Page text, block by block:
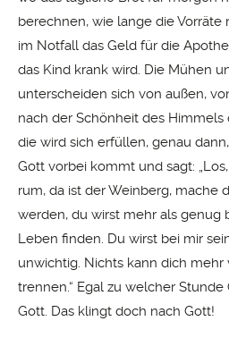
berechnen, wie lange die
im Notfall das Geld für die
das Kind krank wird. Die Mühen
unterscheiden sich von außen,
nach der Schönheit des Himmels
die wird sich erfüllen, genau
Gott vorbei kommt und sagt:
rum, da ist der Weinberg, mache
werden, du wirst mehr als genug
Leben finden. Du wirst bei mir
unwichtig. Nichts kann dich
trennen.“ Egal zu welcher Stunde
Gott. Das klingt doch nach Gott!